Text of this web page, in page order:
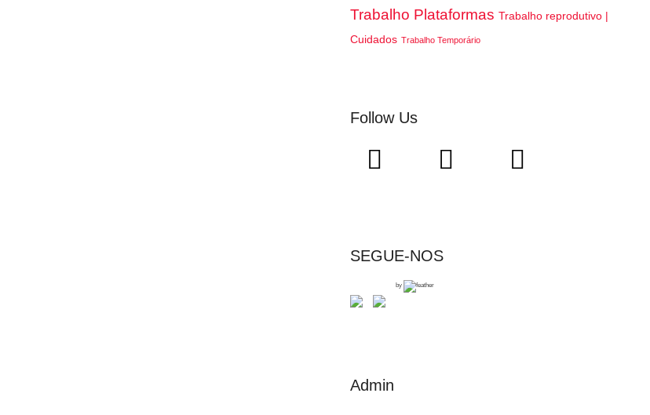
Trabalho Plataformas Trabalho reprodutivo |
Cuidados Trabalho Temporário
Follow Us
SEGUE-NOS
by
Admin